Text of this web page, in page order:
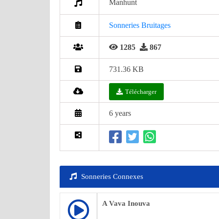
Manhunt
Sonneries Bruitages
1285 867
731.36 KB
Télécharger
6 years
Sonneries Connexes
A Vava Inouva